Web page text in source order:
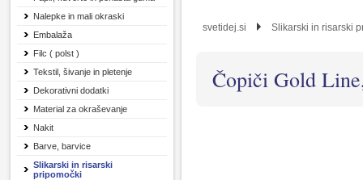
Nalepke in mali okraski
Embalaža
Filc ( polst )
Tekstil, šivanje in pletenje
Dekorativni dodatki
Material za okraševanje
Nakit
Barve, barvice
Slikarski in risarski
pripomočki
svetidej.si Slikarski in risarski
Čopiči Gold